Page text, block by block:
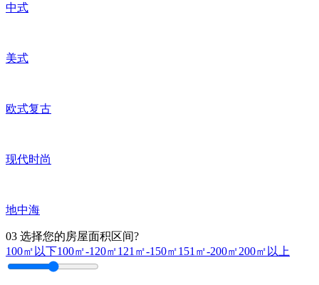
中式
美式
欧式复古
现代时尚
地中海
03 选择您的房屋面积区间?
100㎡以下100㎡-120㎡121㎡-150㎡151㎡-200㎡200㎡以上